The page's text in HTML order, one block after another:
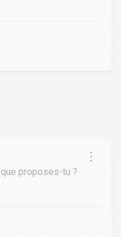
proposes-tu ?